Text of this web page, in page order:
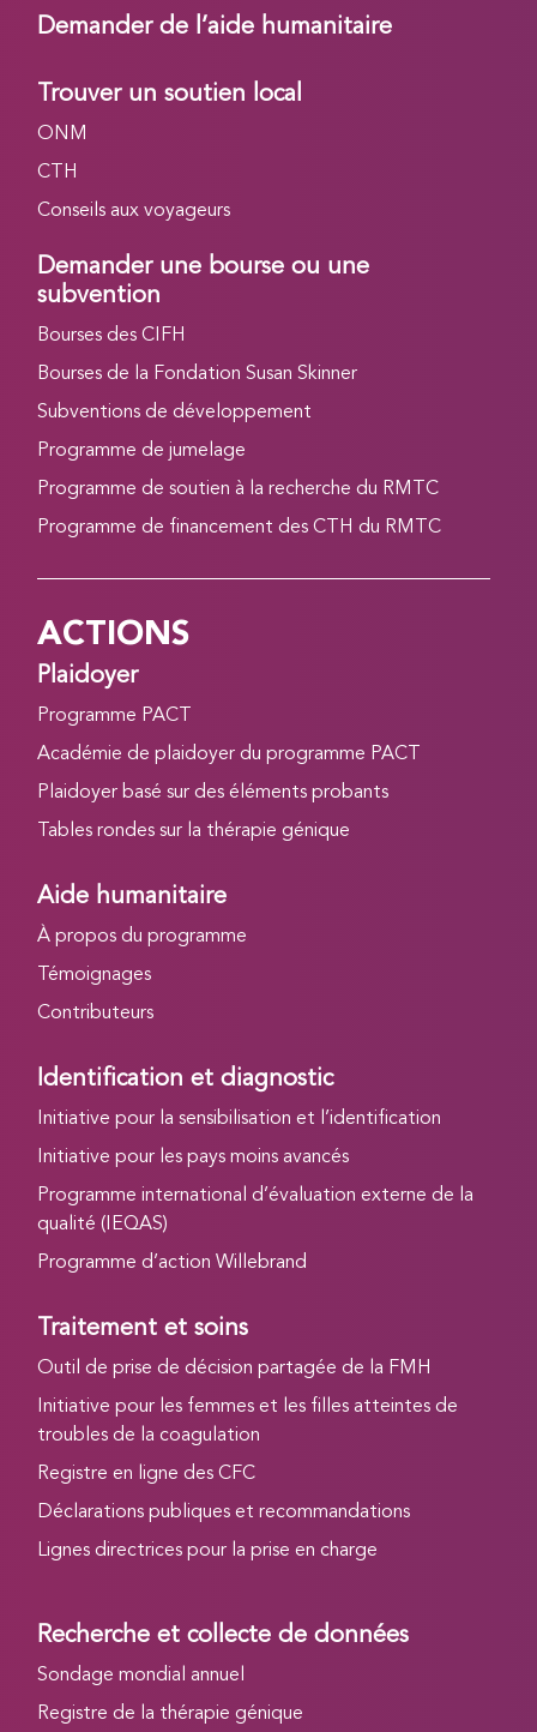
Demander de l’aide humanitaire
Trouver un soutien local
ONM
CTH
Conseils aux voyageurs
Demander une bourse ou une
subvention
Bourses des CIFH
Bourses de la Fondation Susan Skinner
Subventions de développement
Programme de jumelage
Programme de soutien à la recherche du RMTC
Programme de financement des CTH du RMTC
ACTIONS
Plaidoyer
Programme PACT
Académie de plaidoyer du programme PACT
Plaidoyer basé sur des éléments probants
Tables rondes sur la thérapie génique
Aide humanitaire
À propos du programme
Témoignages
Contributeurs
Identification et diagnostic
Initiative pour la sensibilisation et l’identification
Initiative pour les pays moins avancés
Programme international d’évaluation externe de la
qualité (IEQAS)
Programme d’action Willebrand
Traitement et soins
Outil de prise de décision partagée de la FMH
Initiative pour les femmes et les filles atteintes de
troubles de la coagulation
Registre en ligne des CFC
Déclarations publiques et recommandations
Lignes directrices pour la prise en charge
Recherche et collecte de données
Sondage mondial annuel
Registre de la thérapie génique